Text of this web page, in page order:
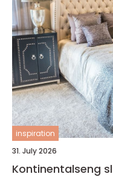
inspiration
31. July 2026
Kontinentalseng slik finner du riktig seng for